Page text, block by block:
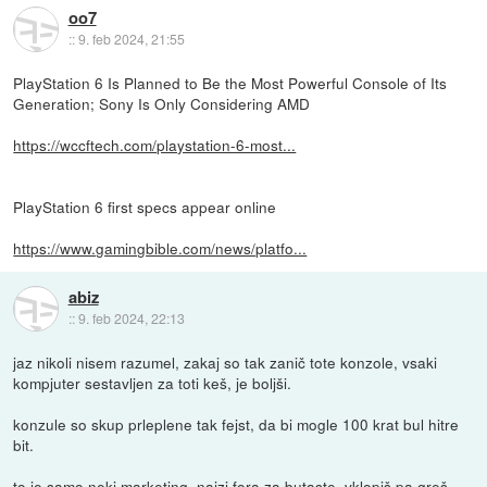
oo7
::9. feb 2024, 21:55
PlayStation 6 Is Planned to Be the Most Powerful Console of Its
Generation; Sony Is Only Considering AMD
https://wccftech.com/playstation-6-most...
PlayStation 6 first specs appear online
https://www.gamingbible.com/news/platfo...
abiz
::9. feb 2024, 22:13
jaz nikoli nisem razumel, zakaj so tak zanič tote konzole, vsaki
kompjuter sestavljen za toti keš, je boljši.
konzule so skup prleplene tak fejst, da bi mogle 100 krat bul hitre
bit.